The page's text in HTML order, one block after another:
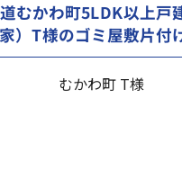
むかわ町5LDK以上戸
）T様のゴミ屋敷片付
むかわ町 T様